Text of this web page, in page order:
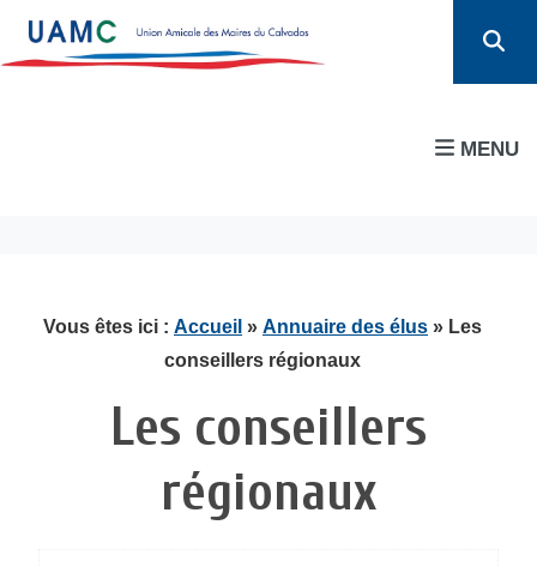
MENU
Vous êtes ici : Accueil » Annuaire des élus » Les
conseillers régionaux
Les conseillers
régionaux